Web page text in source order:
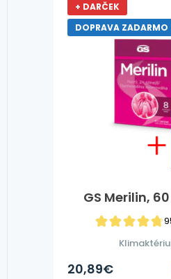
GS Merilin,
+ DARČEK
DOPRAVA ZADARMO
20,89€